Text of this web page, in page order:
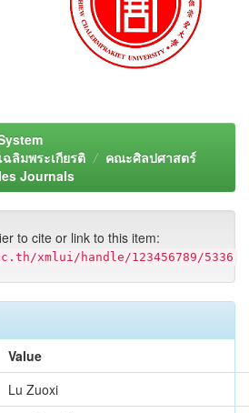
ลิมพระเกียรติ
คณะศิลปศาสตร์
Journals
to cite or link to this item:
xmlui/handle/123456789/5336
Value
Lu Zuoxi